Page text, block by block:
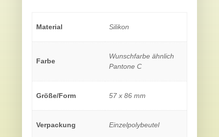
Material Silikon
Farbe
Wunschfarbe ähnlich
Pantone C
Größe/Form 57 x 86 mm
Verpackung Einzelpolybeutel